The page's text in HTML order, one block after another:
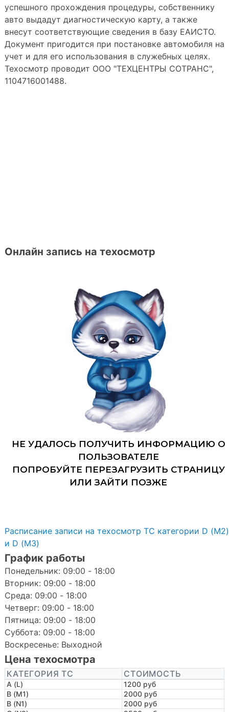
успешного прохождения процедуры, собственнику
авто выдадут диагностическую карту, а также
внесут соответствующие сведения в базу ЕАИСТО.
Документ пригодится при постановке автомобиля на
учет и для его использования в служебных целях.
Техосмотр проводит ООО "ТЕХЦЕНТРЫ СОТРАНС",
1104716001488.
Онлайн запись на техосмотр
Расписание записи на техосмотр ТС категории D (M2)
и D (M3)
График работы
Понедельник: 09:00 - 18:00
Вторник: 09:00 - 18:00
Среда: 09:00 - 18:00
Четверг: 09:00 - 18:00
Пятница: 09:00 - 18:00
Суббота: 09:00 - 18:00
Воскресенье: Выходной
Цена техосмотра
КАТЕГОРИЯ ТС СТОИМОСТЬ
A (L)
1200 руб
B (M1)
2000 руб
B (N1)
2000 руб